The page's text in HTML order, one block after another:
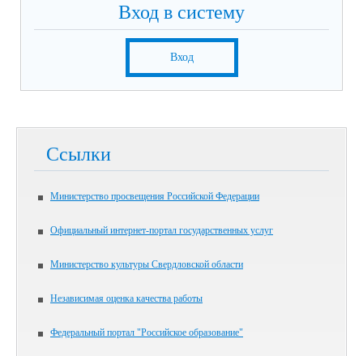
Вход в систему
Вход
Ссылки
Министерство просвещения Российской Федерации
Официальный интернет-портал государственных услуг
Министерство культуры Свердловской области
Независимая оценка качества работы
Федеральный портал "Российское образование"